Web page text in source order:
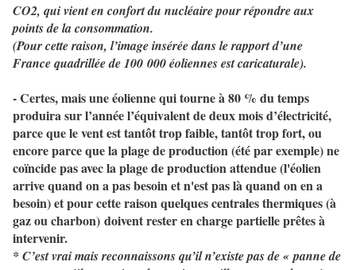
CO2, qui vient en confort du nucléaire pour répondre aux
points de la consommation.
(Pour cette raison, l’image insérée dans le rapport d’une
France quadrillée de 100 000 éoliennes est caricaturale).
- Certes, mais une éolienne qui tourne à 80 % du temps
produira sur l’année l’équivalent de deux mois d’électricité,
parce que le vent est tantôt trop faible, tantôt trop fort, ou
encore parce que la plage de production (été par exemple) ne
coïncide pas avec la plage de production attendue (l'éolien
arrive quand on a pas besoin et n'est pas là quand on en a
besoin) et pour cette raison quelques centrales thermiques (à
gaz ou charbon) doivent rester en charge partielle prêtes à
intervenir.
* C’est vrai mais reconnaissons qu’il n’existe pas de « panne de